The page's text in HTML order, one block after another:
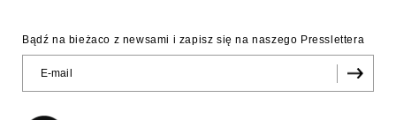
Bądź na bieżaco z newsami i zapisz się na naszego Presslettera